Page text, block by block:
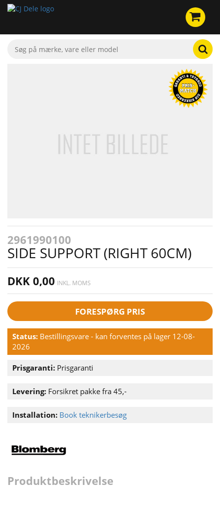
2961990100
SIDE SUPPORT (RIGHT 60CM)
DKK 0,00 INKL. MOMS
FORESPØRG PRIS
Status: Bestillingsvare - kan forventes på lager 12-08-
2026
Prisgaranti: Prisgaranti
Levering: Forsikret pakke fra 45,-
Installation: Book teknikerbesøg
Produktbeskrivelse